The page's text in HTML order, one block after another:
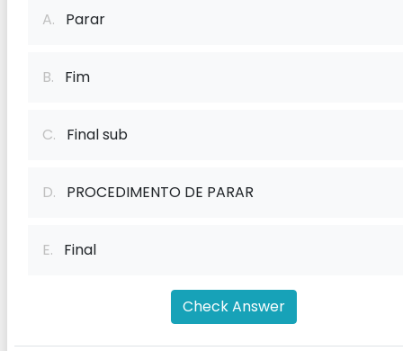
A. Parar
B. Fim
C. Final sub
D. PROCEDIMENTO DE PARAR
E. Final
Check Answer